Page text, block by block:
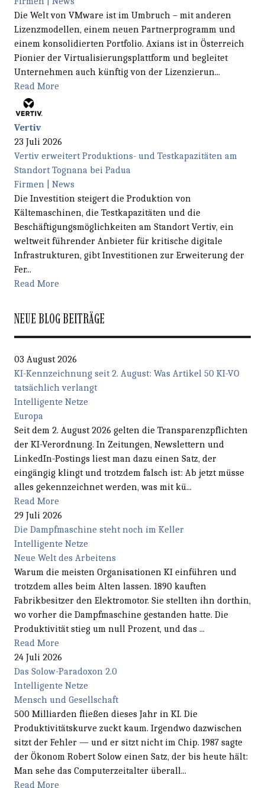
Die Welt von VMware ist im Umbruch – mit anderen
Lizenzmodellen, einem neuen Partnerprogramm und
einem konsolidierten Portfolio. Axians ist in Österreich
Pionier der Virtualisierungsplattform und begleitet
Unternehmen auch künftig von der Lizenzierun...
Read More
Vertiv
23 Juli 2026
Vertiv erweitert Produktions- und Testkapazitäten am
Standort Tognana bei Padua
Firmen | News
Die Investition steigert die Produktion von
Kältemaschinen, die Testkapazitäten und die
Beschäftigungsmöglichkeiten am Standort Vertiv, ein
weltweit führender Anbieter für kritische digitale
Infrastrukturen, gibt Investitionen zur Erweiterung der
Fer...
Read More
NEUE BLOG BEITRÄGE
03 August 2026
KI-Kennzeichnung seit 2. August: Was Artikel 50 KI-VO
tatsächlich verlangt
Intelligente Netze
Europa
Seit dem 2. August 2026 gelten die Transparenzpflichten
der KI-Verordnung. In Zeitungen, Newslettern und
LinkedIn-Postings liest man dazu einen Satz, der
eingängig klingt und trotzdem falsch ist: Ab jetzt müsse
alles gekennzeichnet werden, was mit kü...
Read More
29 Juli 2026
Die Dampfmaschine steht noch im Keller
Intelligente Netze
Neue Welt des Arbeitens
Warum die meisten Organisationen KI einführen und
trotzdem alles beim Alten lassen. 1890 kauften
Fabrikbesitzer den Elektromotor. Sie stellten ihn dorthin,
wo vorher die Dampfmaschine gestanden hatte. Die
Produktivität stieg um null Prozent, und das ...
Read More
24 Juli 2026
Das Solow-Paradoxon 2.0
Intelligente Netze
Mensch und Gesellschaft
500 Milliarden fließen dieses Jahr in KI. Die
Produktivitätskurve zuckt kaum. Irgendwo dazwischen
sitzt der Fehler — und er sitzt nicht im Chip. 1987 sagte
der Ökonom Robert Solow einen Satz, der bis heute hält:
Man sehe das Computerzeitalter überall...
Read More